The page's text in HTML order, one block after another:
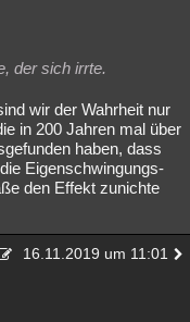
English
Geschlossen
der sich irrte.
wir der Wahrheit nur
in 200 Jahren mal über
haben, dass
Eigenschwingungs-
den Effekt zunichte
16.11.2019 um 11:01